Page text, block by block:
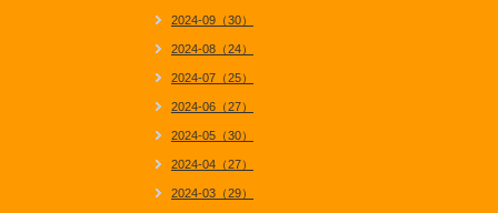
2024-09（30）
2024-08（24）
2024-07（25）
2024-06（27）
2024-05（30）
2024-04（27）
2024-03（29）